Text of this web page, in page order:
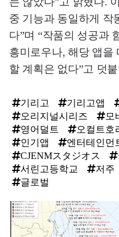
중 기능과 동일하게 작
다”며 “작품의 성공과
흥미로우나, 해당 앱을
할 계획은 없다”고 덧
기리고 기리고앱
오리지널시리즈
모
영어덜트
오컬트호
인기앱
엔터테인먼
CJENMスタジオス
서린고등학교
저주
글로벌
탑
라
인